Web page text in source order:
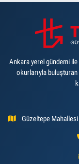
Ankara yerel gündemi
okurlarıyla
Güzeltepe